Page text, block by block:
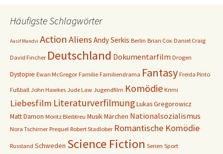
Häufigste Schlagwörter
Aasif Mandvi Action Aliens Andy Serkis Berlin Brian Cox Daniel Craig
David Fincher Deutschland Dokumentarfilm Drogen
Dystopie Ewan McGregor Familie Familiendrama Fantasy Freida Pinto
Fußball John Hawkes Jude Law Jugendfilm Komödie Krimi
Liebesfilm LiteraturverfilmungLukas Gregorowicz
Matt Damon Moritz Bleibtreu MusikMärchen Nationalsozialismus
Nora Tschirner Prequel Robert Stadlober Romantische Komödie
Russland Schweden Science Fiction Serien Sport